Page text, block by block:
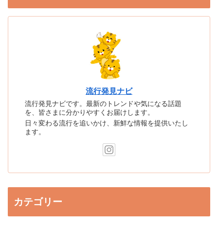
流行発見ナビ
流行発見ナビです。最新のトレンドや気になる話題
を、皆さまに分かりやすくお届けします。
日々変わる流行を追いかけ、新鮮な情報を提供いたし
ます。
カテゴリー